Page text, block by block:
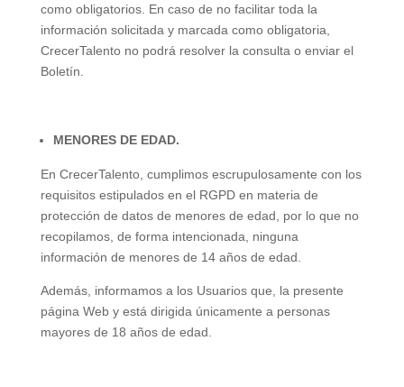
como obligatorios. En caso de no facilitar toda la
información solicitada y marcada como obligatoria,
CrecerTalento no podrá resolver la consulta o enviar el
Boletín.
MENORES DE EDAD.
En CrecerTalento, cumplimos escrupulosamente con los
requisitos estipulados en el RGPD en materia de
protección de datos de menores de edad, por lo que no
recopilamos, de forma intencionada, ninguna
información de menores de 14 años de edad.
Además, informamos a los Usuarios que, la presente
página Web y está dirigida únicamente a personas
mayores de 18 años de edad.